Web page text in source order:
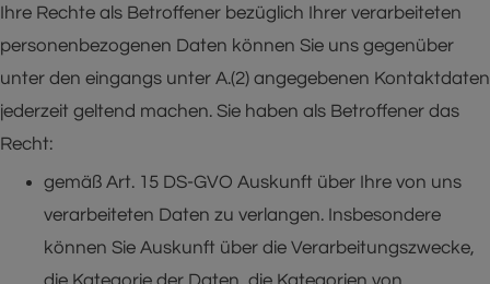
Ihre Rechte als Betroffener bezüglich Ihrer verarbeiteten
personenbezogenen Daten können Sie uns gegenüber
unter den eingangs unter A.(2) angegebenen Kontaktdaten
jederzeit geltend machen. Sie haben als Betroffener das
Recht:
gemäß Art. 15 DS-GVO Auskunft über Ihre von uns
verarbeiteten Daten zu verlangen. Insbesondere
können Sie Auskunft über die Verarbeitungszwecke,